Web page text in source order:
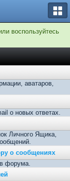
воспользуйтесь
аватаров,
о новых ответах.
Личного Ящика,
о сообщениях
форума.